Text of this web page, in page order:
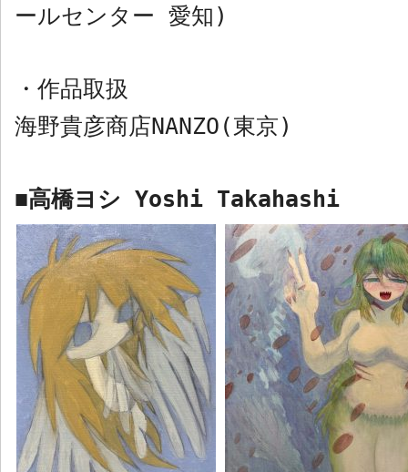
ールセンター 愛知 )
・ 作品取扱
海野貴彦商店NANZO(東京)
■高橋ヨシ Yoshi Takahashi